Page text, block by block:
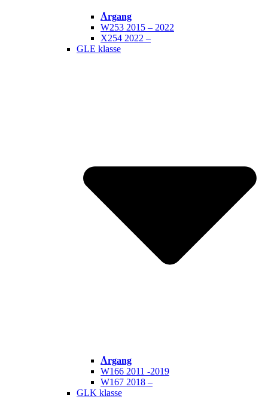
Årgang
W253 2015 – 2022
X254 2022 –
GLE klasse
Årgang
W166 2011 -2019
W167 2018 –
GLK klasse